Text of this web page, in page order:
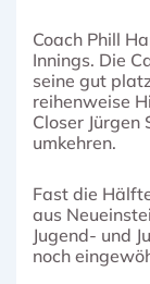
Coach Phill
Innings. Die
seine gut
reihenweise
Closer Jürgen
umkehren.
Fast die
aus
Jugend- und
noch